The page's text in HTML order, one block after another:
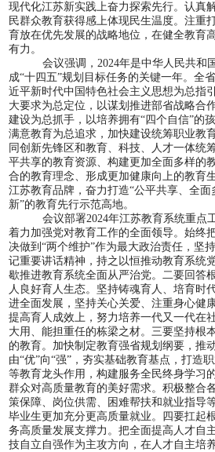
现代化江苏新实践上奋力探索先行。认真
民群众教育获得感上体现民生温度。注重
育放在优先发展的战略地位，在健全教育
有力。
会议强调， 2024年是中华人民共和
成“十四五”规划目标任务的关键一年。全
近平新时代中国特色社会主义思想为总指
大要求为总定位，以谋划推进部省战略合
建设为总抓手，以培养拥有“四个自信”的
满意教育为总追求，加快建设统筹职业教
同创新先锋区和教育、科技、人才一体统
平共享的教育资源、构建更加全面多样的
合的教育理念、形成更加健康向上的教育
江苏教育品牌，奋力打造“公平共享、全面
新”的教育先行示范高地。
会议部署2024年江苏教育系统重点
着力加强党对教育工作的全面领导。始终
决做到“两个维护”作为最大政治责任，坚
记重要讲话精神，持之以恒推动教育系统
歇推进教育系统全面从严治党。二要回答
人良好育人生态。坚持铸魂育人、培育时
进全面发展，坚持关心关爱、注重身心健
提高育人成效上，努力培养一代又一代在
大用、能担重任的栋梁之材。三要坚持根
的教育。加快制定教育强省规划纲要，推
由“优”向“强”，夯实基础教育基点，打造
等教育龙头作用，构建服务全民终身学习
群众对高质量教育的美好需求。积极整合
策保障、岗位供需、困难帮扶和就业指导
毕业生更加充分更高质量就业。四要扛起
务高质量发展支撑力。把全面提高人才自
技自立自强作为主攻方向，在人才自主培